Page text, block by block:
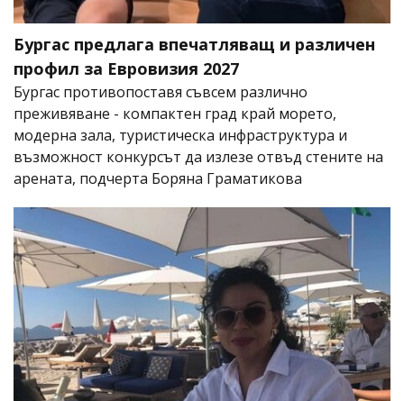
Бургас предлага впечатляващ и различен
профил за Евровизия 2027
Бургас противопоставя съвсем различно
преживяване - компактен град край морето,
модерна зала, туристическа инфраструктура и
възможност конкурсът да излезе отвъд стените на
арената, подчерта Боряна Граматикова